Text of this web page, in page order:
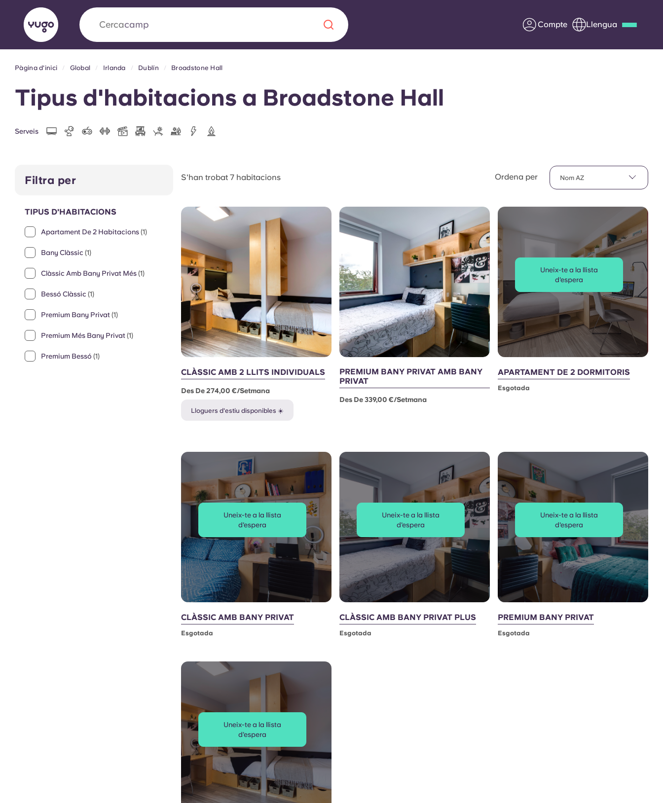
Cercauniversitat Compte Llengua
Yugo La col·laboració pionera de amb VCARB fomenta la
Informació per a pares
Poseu-vos en contacte
English (GB) English (US)
Portuguese
Pàgina d'inici Global Irlanda Dublín Broadstone Hall
Tipus d'habitacions a Broadstone Hall
Serveis
S'han trobat 7 habitacions Ordena per Nom AZ
Filtra per
TIPUS D'HABITACIONS
Apartament De 2 Habitacions(1)
Bany Clàssic (1)
Clàssic Amb Bany Privat Més(1)
Bessó Clàssic (1)
Premium Bany Privat(1)
Premium Més Bany Privat(1)
Premium Bessó (1)
CLÀSSIC AMB 2 LLITS INDIVIDUALS
Des De 274,00 €/setmana
Lloguers d'estiu disponibles ☀️
PREMIUM BANY PRIVAT AMB BANY
PRIVAT
Des De 339,00 €/setmana
Uneix-te a la llista
d'espera
APARTAMENT DE 2 DORMITORIS
Esgotada
Uneix-te a la llista
d'espera
CLÀSSIC AMB BANY PRIVAT
Esgotada
Uneix-te a la llista
d'espera
CLÀSSIC AMB BANY PRIVAT PLUS
Esgotada
Uneix-te a la llista
d'espera
PREMIUM BANY PRIVAT
Esgotada
Uneix-te a la llista
d'espera